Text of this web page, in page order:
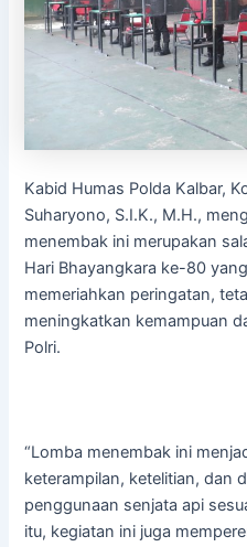
Kabid Humas Polda Kalbar,
Suharyono, S.I.K., M.H.,
menembak ini merupakan
Hari Bhayangkara ke-80
memeriahkan peringatan,
meningkatkan kemampuan
Polri.
“Lomba menembak ini
keterampilan, ketelitian, dan
penggunaan senjata api
itu, kegiatan ini juga